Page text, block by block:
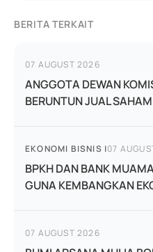
BERITA TERKAIT
07 AUGUST 2026
ANGGOTA DEWAN
BERUNTUN JUAL
EKONOMI BISNIS |07
BPKH DAN BANK
GUNA KEMBANGKAN
07 AUGUST 2026